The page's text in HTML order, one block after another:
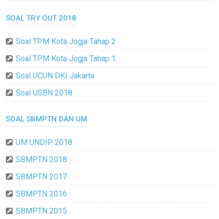
SOAL TRY OUT 2018
Soal TPM Kota Jogja Tahap 2
Soal TPM Kota Jogja Tahap 1
Soal UCUN DKI Jakarta
Soal USBN 2018
SOAL SBMPTN DAN UM
UM UNDIP 2018
SBMPTN 2018
SBMPTN 2017
SBMPTN 2016
SBMPTN 2015